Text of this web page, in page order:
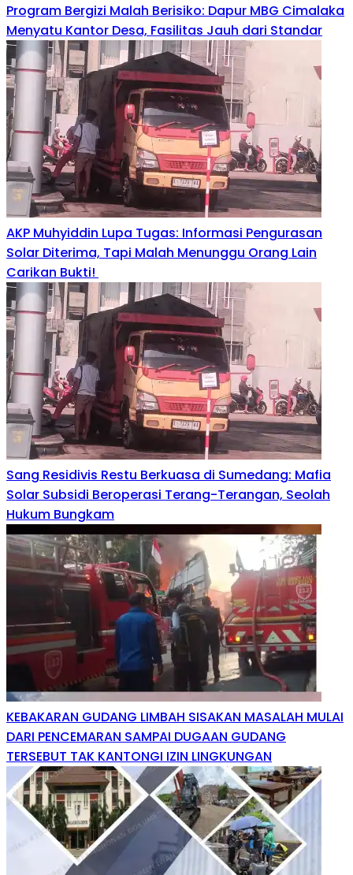
Program Bergizi Malah Berisiko: Dapur MBG Cimalaka
Menyatu Kantor Desa, Fasilitas Jauh dari Standar
AKP Muhyiddin Lupa Tugas: Informasi Pengurasan
Solar Diterima, Tapi Malah Menunggu Orang Lain
Carikan Bukti!
Sang Residivis Restu Berkuasa di Sumedang: Mafia
Solar Subsidi Beroperasi Terang-Terangan, Seolah
Hukum Bungkam
KEBAKARAN GUDANG LIMBAH SISAKAN MASALAH MULAI
DARI PENCEMARAN SAMPAI DUGAAN GUDANG
TERSEBUT TAK KANTONGI IZIN LINGKUNGAN